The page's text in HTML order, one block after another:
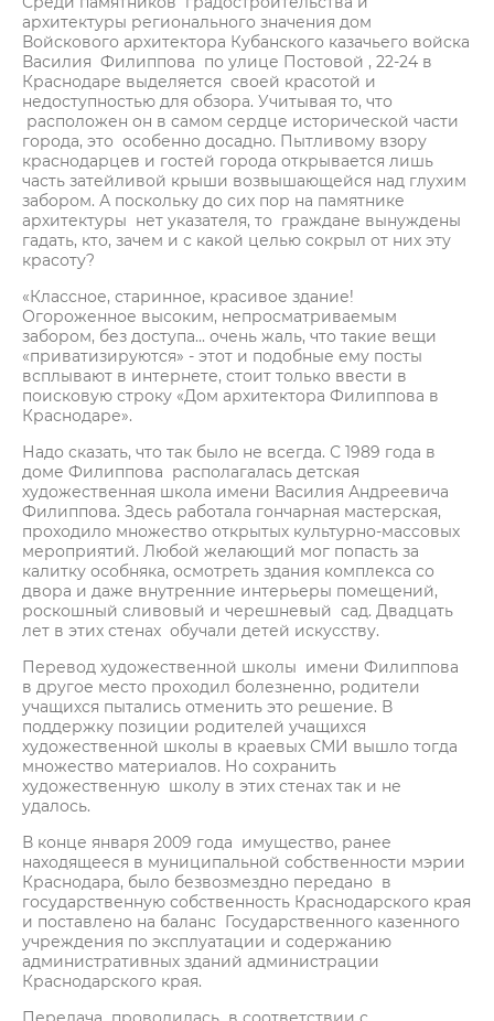
архитектуры регионального значения дом
Войскового архитектора Кубанского казачьего войска
Василия Филиппова по улице Постовой , 22-24 в
Краснодаре выделяется своей красотой и
недоступностью для обзора. Учитывая то, что
расположен он в самом сердце исторической части
города, это особенно досадно. Пытливому взору
краснодарцев и гостей города открывается лишь
часть затейливой крыши возвышающейся над глухим
забором. А поскольку до сих пор на памятнике
архитектуры нет указателя, то граждане вынуждены
гадать, кто, зачем и с какой целью сокрыл от них эту
красоту?
«Классное, старинное, красивое здание!
Огороженное высоким, непросматриваемым
забором, без доступа... очень жаль, что такие вещи
«приватизируются» - этот и подобные ему посты
всплывают в интернете, стоит только ввести в
поисковую строку «Дом архитектора Филиппова в
Краснодаре».
Надо сказать, что так было не всегда. С 1989 года в
доме Филиппова располагалась детская
художественная школа имени Василия Андреевича
Филиппова. Здесь работала гончарная мастерская,
проходило множество открытых культурно-массовых
мероприятий. Любой желающий мог попасть за
калитку особняка, осмотреть здания комплекса со
двора и даже внутренние интерьеры помещений,
роскошный сливовый и черешневый сад. Двадцать
лет в этих стенах обучали детей искусству.
Перевод художественной школы имени Филиппова
в другое место проходил болезненно, родители
учащихся пытались отменить это решение. В
поддержку позиции родителей учащихся
художественной школы в краевых СМИ вышло тогда
множество материалов. Но сохранить
художественную школу в этих стенах так и не
удалось.
В конце января 2009 года имущество, ранее
находящееся в муниципальной собственности мэрии
Краснодара, было безвозмездно передано в
государственную собственность Краснодарского края
и поставлено на баланс Государственного казенного
учреждения по эксплуатации и содержанию
административных зданий администрации
Краснодарского края.